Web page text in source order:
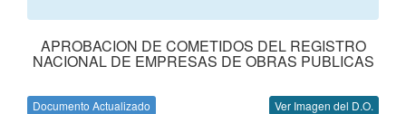
APROBACION DE COMETIDOS DEL REGISTRO
NACIONAL DE EMPRESAS DE OBRAS PUBLICAS
Documento Actualizado Ver Imagen del D.O.